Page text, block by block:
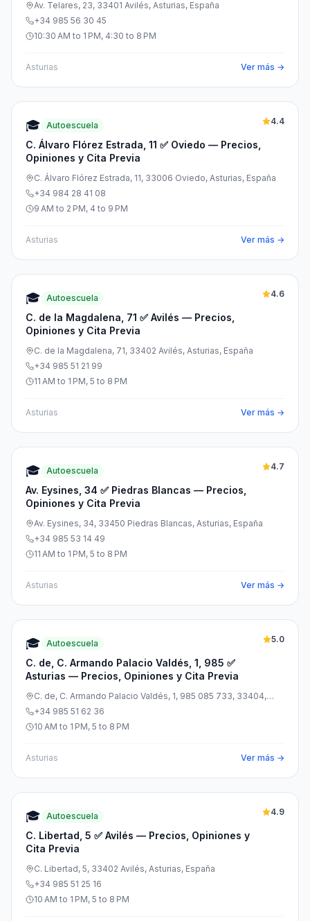
Av. Telares, 23, 33401 Avilés, Asturias, España
+34 985 56 30 45
10:30 AM to 1 PM, 4:30 to 8 PM
Asturias Ver más →
🎓 Autoescuela
C. Álvaro Flórez Estrada, 11 ✅ Oviedo — Precios,
Opiniones y Cita Previa
4.4
C. Álvaro Flórez Estrada, 11, 33006 Oviedo, Asturias, España
+34 984 28 41 08
9 AM to 2 PM, 4 to 9 PM
Asturias Ver más →
🎓 Autoescuela
C. de la Magdalena, 71 ✅ Avilés — Precios,
Opiniones y Cita Previa
4.6
C. de la Magdalena, 71, 33402 Avilés, Asturias, España
+34 985 51 21 99
11 AM to 1 PM, 5 to 8 PM
Asturias Ver más →
🎓 Autoescuela
Av. Eysines, 34 ✅ Piedras Blancas — Precios,
Opiniones y Cita Previa
4.7
Av. Eysines, 34, 33450 Piedras Blancas, Asturias, España
+34 985 53 14 49
11 AM to 1 PM, 5 to 8 PM
Asturias Ver más →
🎓 Autoescuela
C. de, C. Armando Palacio Valdés, 1, 985 ✅
Asturias — Precios, Opiniones y Cita Previa
5.0
C. de, C. Armando Palacio Valdés, 1, 985 085 733, 33404,
Asturias, España
+34 985 51 62 36
10 AM to 1 PM, 5 to 8 PM
Asturias Ver más →
🎓 Autoescuela
C. Libertad, 5 ✅ Avilés — Precios, Opiniones y
Cita Previa
4.9
C. Libertad, 5, 33402 Avilés, Asturias, España
+34 985 51 25 16
10 AM to 1 PM, 5 to 8 PM